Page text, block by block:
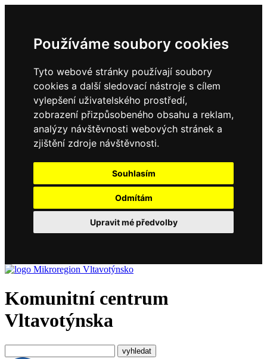
Používáme soubory cookies
Tyto webové stránky používají soubory
cookies a další sledovací nástroje s cílem
vylepšení uživatelského prostředí,
zobrazení přizpůsobeného obsahu a reklam,
analýzy návštěvnosti webových stránek a
zjištění zdroje návštěvnosti.
Souhlasím
Odmítám
Upravit mé předvolby
Komunitní centrum
Vltavotýnska